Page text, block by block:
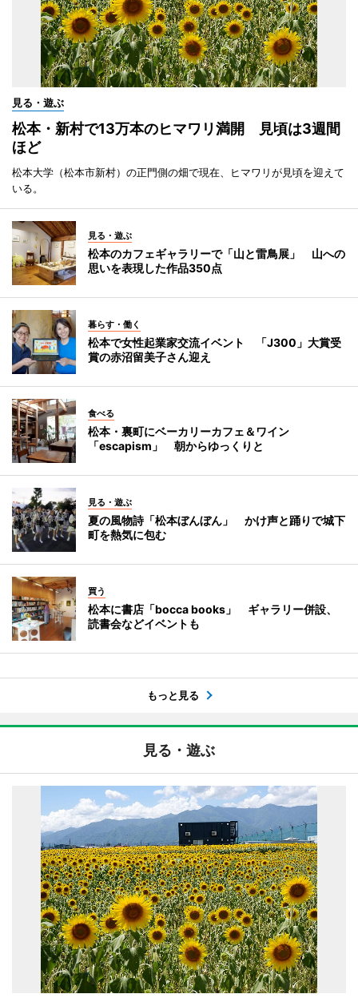
見る・遊ぶ
松本・新村で13万本のヒマワリ満開 見頃は3週間
ほど
松本大学（松本市新村）の正門側の畑で現在、ヒマワリが見頃を迎えて
いる。
見る・遊ぶ
松本のカフェギャラリーで「山と雷鳥展」 山への
思いを表現した作品350点
暮らす・働く
松本で女性起業家交流イベント 「J300」大賞受
賞の赤沼留美子さん迎え
食べる
松本・裏町にベーカリーカフェ＆ワイン
「escapism」 朝からゆっくりと
見る・遊ぶ
夏の風物詩「松本ぼんぼん」 かけ声と踊りで城下
町を熱気に包む
買う
松本に書店「bocca books」 ギャラリー併設、
読書会などイベントも
もっと見る
見る・遊ぶ